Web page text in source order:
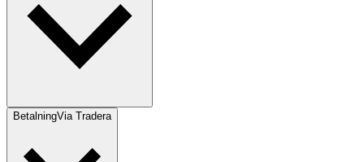
BetalningVia Tradera